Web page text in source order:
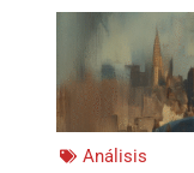
Análisis